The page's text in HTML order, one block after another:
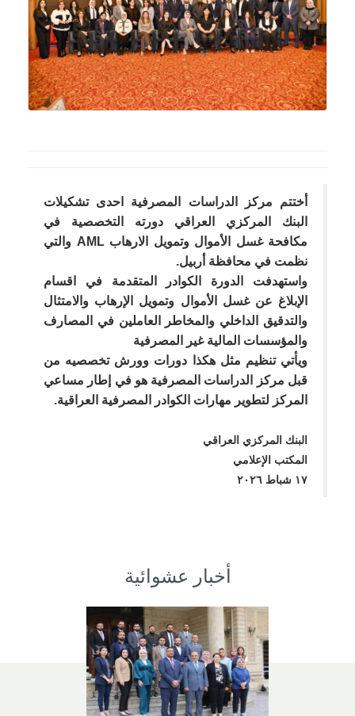
أختتم مركز الدراسات المصرفية احدى تشكيلات
البنك المركزي العراقي دورته التخصصية في
مكافحة غسل الأموال وتمويل الارهاب AML والتي
نظمت في محافظة أربيل.
واستهدفت الدورة الكوادر المتقدمة في اقسام
الإبلاغ عن غسل الأموال وتمويل الإرهاب والامتثال
والتدقيق الداخلي والمخاطر العاملين في المصارف
والمؤسسات المالية غير المصرفية
ويأتي تنظيم مثل هكذا دورات وورش تخصصيه من
قبل مركز الدراسات المصرفية هو في إطار مساعي
المركز لتطوير مهارات الكوادر المصرفية العراقية.
البنك المركزي العراقي
المكتب الإعلامي
١٧ شباط ٢٠٢٦
أخبار عشوائية